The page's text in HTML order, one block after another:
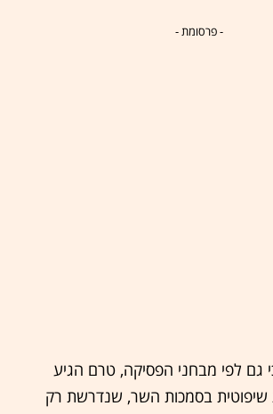
- פרסומת -
גם לפי מבחני הפסיקה, טרם הגיע
בסמכות השר, שנדרשת רק